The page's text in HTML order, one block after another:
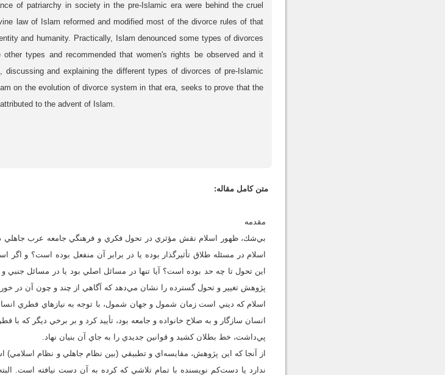
of patriarchy in society in the pre-Islamic era were behind the cruel
law of Islam reformed and modified most of the divorce rules of that
and humanity. Practically, Islam denounced some types of divorces
types and recommended that women's rights be observed and it
discussing and explaining the different types of divorces of pre-Islamic
on the evolution of divorce system in that era, seeks to prove that the
to the advent of Islam.
متن کامل مقاله:
مقدمه
بي‌شك، ظهور اسلام نقش مؤثري در تحول فكري و فرهنگي جامعه عرب
اسلام در مسئله طلاق تأثيرگذار بوده يا در برابر آن منفعل بوده است؟ و اگر
اين تحول تا چه حد بوده است؟ آيا تنها در مسائل اصلي بود يا در مسائل جنبي و
پژوهش تغيير و تحول گسترده را نشان مي‌دهد كه آگاهي از چند و چون آن در
اسلام كه ديني است زمان شمول و جهان شمول، با توجه به نيازهاي فطري
انسان سازگار و به صلاح خانواده و جامعه بود، تأييد كرد و بر برخي ديگر كه
پي‌داشت، خط بطلان كشيد و قوانين جديدي را به جاي آن بنيان نهاد.
از آنجا كه اين پژوهش، مقايسه‌اي و تطبيقي (بين نظام جاهلي و نظام اسلامي)
ندارد يا دست‌كم نويسنده با تمام تلاشي كه كرده به آن دست نيافته است.